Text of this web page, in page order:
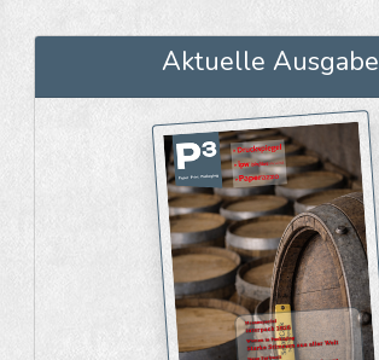
Aktuelle Ausgabe